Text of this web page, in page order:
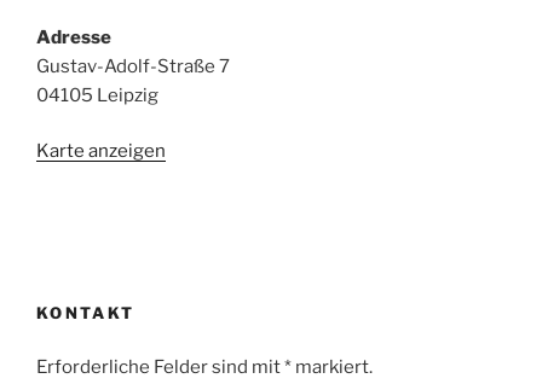
Adresse
Gustav-Adolf-Straße 7
04105 Leipzig
Karte anzeigen
KONTAKT
Erforderliche Felder sind mit * markiert.